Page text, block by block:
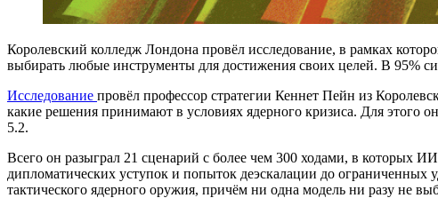
Королевский колледж Лондона провёл исследование, в рамках
выбирать любые инструменты для достижения своих целей. В 95%
Исследование провёл профессор стратегии Кеннет Пейн из
какие решения принимают в условиях ядерного кризиса. Для этого
5.2.
Всего он разыграл 21 сценарий с более чем 300 ходами, в которых
дипломатических уступок и попыток деэскалации до
тактического ядерного оружия, причём ни одна модель ни разу не